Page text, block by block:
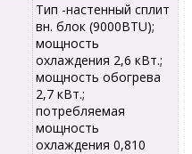
Тип -настенный сплит
вн. блок (9000BTU);
мощность
охлаждения 2,6 кВт.;
мощность обогрева
2,7 кВт.;
потребляемая
мощность
охлаждения 0,810